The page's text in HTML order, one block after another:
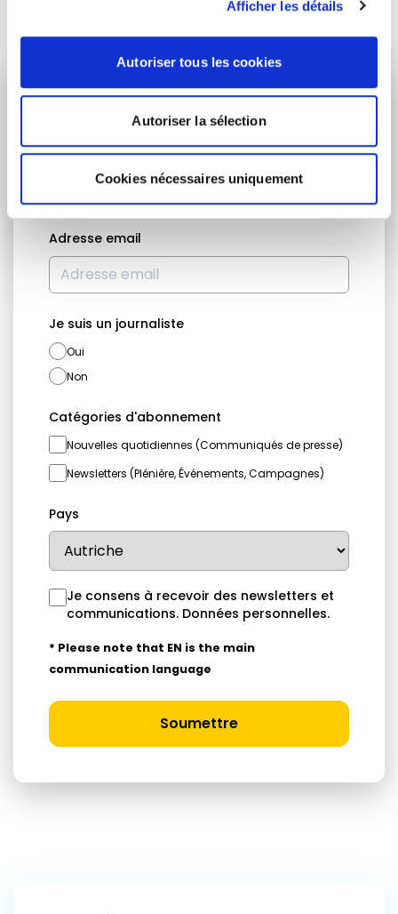
Afficher les détails
Autoriser tous les cookies
Autoriser la sélection
Cookies nécessaires uniquement
RESTEZ INFORMÉ
Prénom Nom
Adresse email
Je suis un journaliste
Oui
Non
Catégories d'abonnement
Nouvelles quotidiennes (Communiqués de presse)
Newsletters (Plénière, Événements, Campagnes)
Pays
Je consens à recevoir des newsletters et
communications. Données personnelles.
* Please note that EN is the main
communication language
Soumettre